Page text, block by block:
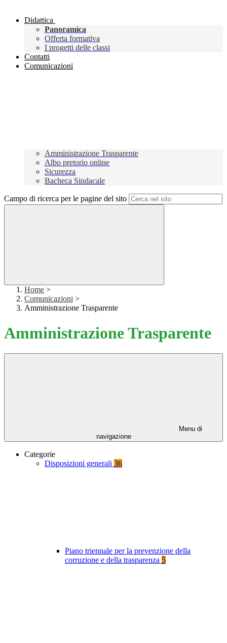
Didattica
Panoramica
Offerta formativa
I progetti delle classi
Contatti
Comunicazioni
Amministrazione Trasparente
Albo pretorio online
Sicurezza
Bacheca Sindacale
Campo di ricerca per le pagine del sito
Home >
Comunicazioni >
Amministrazione Trasparente
Amministrazione Trasparente
Menu di
navigazione
Categorie
Disposizioni generali 36
Piano triennale per la prevenzione della
corruzione e della trasparenza 5